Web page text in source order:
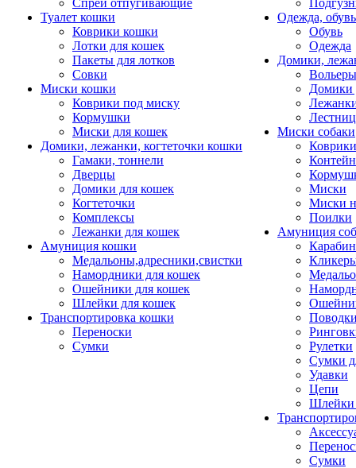
Спреи отпугивающие
Туалет кошки
Коврики кошки
Лотки для кошек
Пакеты для лотков
Совки
Миски кошки
Коврики под миску
Кормушки
Миски для кошек
Домики, лежанки, когтеточки кошки
Гамаки, тоннели
Дверцы
Домики для кошек
Когтеточки
Комплексы
Лежанки для кошек
Амуниция кошки
Медальоны,адресники,свистки
Намордники для кошек
Ошейники для кошек
Шлейки для кошек
Транспортировка кошки
Переноски
Сумки
Одежда, обувь
Обувь
Одежда
Домики,
Домики
Миски собаки
Миски
Миски
Поилки
Амуниция
Рулетки
Сумки
Удавки
Цепи
Шлейки
Сумки